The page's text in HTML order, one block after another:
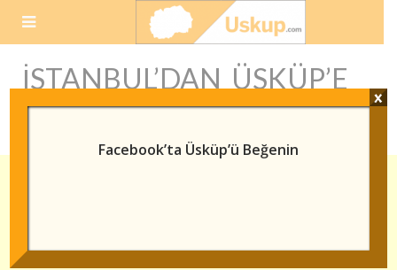
ISTANBUL’DAN ÜSKÜP’E
GIDEN HAVAYOLLARI
Facebook’ta Üsküp’ü Beğenin
x